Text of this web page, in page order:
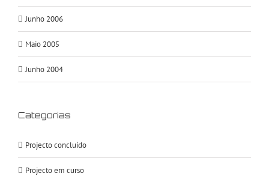
Junho 2006
Maio 2005
Junho 2004
Categorias
Projecto concluído
Projecto em curso